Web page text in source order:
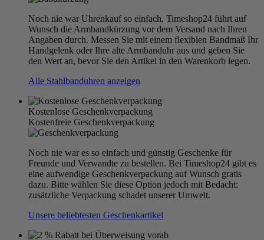
Noch nie war Uhrenkauf so einfach, Timeshop24 führt auf
Wunsch die Armbandkürzung vor dem Versand nach Ihren
Angaben durch. Messen Sie mit einem flexiblen Bandmaß Ihr
Handgelenk oder Ihre alte Armbanduhr aus und geben Sie
den Wert an, bevor Sie den Artikel in den Warenkorb legen.
Alle Stahlbanduhren anzeigen
Kostenlose Geschenkverpackung
Kostenfreie Geschenkverpackung
Noch nie war es so einfach und günstig Geschenke für
Freunde und Verwandte zu bestellen. Bei Timeshop24 gibt es
eine aufwendige Geschenkverpackung auf Wunsch gratis
dazu. Bitte wählen Sie diese Option jedoch mit Bedacht:
zusätzliche Verpackung schadet unserer Umwelt.
Unsere beliebtesten Geschenkartikel